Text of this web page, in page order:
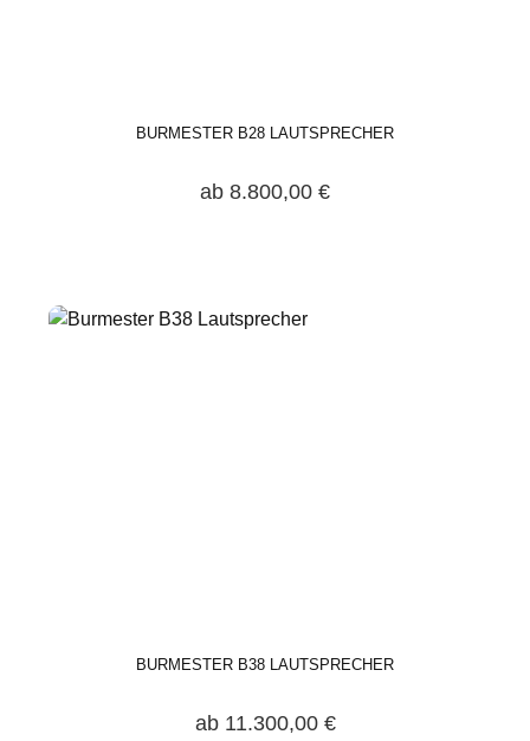
BURMESTER B28 LAUTSPRECHER
ab 8.800,00 €
BURMESTER B38 LAUTSPRECHER
ab 11.300,00 €